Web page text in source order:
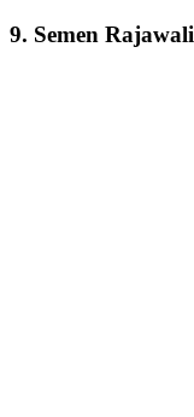
9. Semen Rajawali